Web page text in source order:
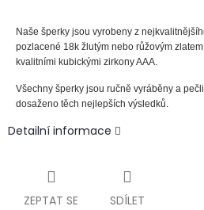
Naše šperky jsou vyrobeny z
pozlacené 18k žlutým nebo růžovým
kvalitními kubickými zirkony AAA.
Všechny šperky jsou ručně vyráběny a
dosaženo těch nejlepších výsledků.
Detailní informace
ZEPTAT SE SDÍLET